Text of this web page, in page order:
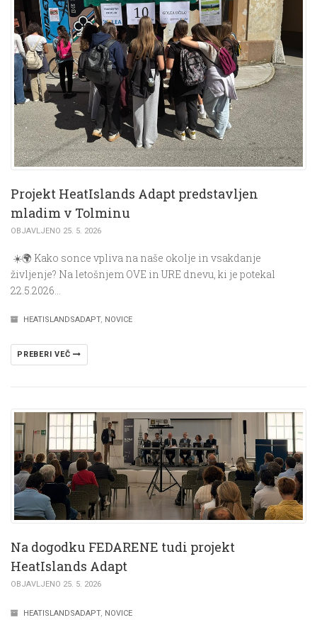
Projekt HeatIslands Adapt predstavljen
mladim v Tolminu
OBJAVLJENO 25. 5. 2026
☀️🌍 Kako sonce vpliva na naše okolje in vsakdanje
življenje? Na letošnjem OVE in URE dnevu, ki je potekal
22.5.2026…
HEATISLANDSADAPT, NOVICE
PREBERI VEČ
Na dogodku FEDARENE tudi projekt
HeatIslands Adapt
OBJAVLJENO 25. 5. 2026
HEATISLANDSADAPT, NOVICE